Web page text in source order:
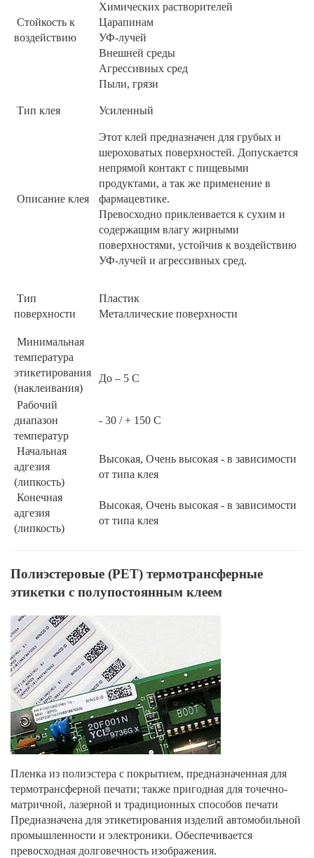
Стойкость к
воздействию
Химических растворителей
Царапинам
УФ-лучей
Внешней среды
Агрессивных сред
Пыли, грязи
Тип клея Усиленный
Описание клея
Этот клей предназначен для грубых и
шероховатых поверхностей. Допускается
непрямой контакт с пищевыми
продуктами, а так же применение в
фармацевтике.
Превосходно приклеивается к сухим и
содержащим влагу жирными
поверхностями, устойчив к воздействию
УФ-лучей и агрессивных сред.
Тип
поверхности
Пластик
Металлические поверхности
Минимальная
температура
этикетирования
(наклеивания)
До – 5 С
Рабочий
диапазон
температур
- 30 / + 150 С
Начальная
адгезия
(липкость)
Высокая, Очень высокая - в зависимости
от типа клея
Конечная
адгезия
(липкость)
Высокая, Очень высокая - в зависимости
от типа клея
Полиэстеровые (PET) термотрансферные
этикетки с полупостоянным клеем
Пленка из полиэстера с покрытием, предназначенная для
термотрансферной печати; также пригодная для точечно-
матричной, лазерной и традиционных способов печати
Предназначена для этикетирования изделий автомобильной
промышленности и электроники. Обеспечивается
превосходная долговечность изображения.